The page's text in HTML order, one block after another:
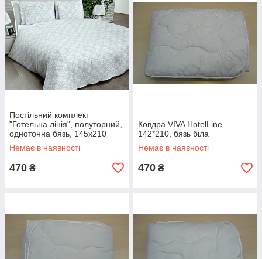
Постільний комплект
"Готельна лінія", полуторний,
однотонна бязь, 145х210
(1х70*70 або 1х50*70)
Немає в наявності
470 ₴
Ковдра VIVA HotelLine
142*210, бязь біла
Немає в наявності
470 ₴